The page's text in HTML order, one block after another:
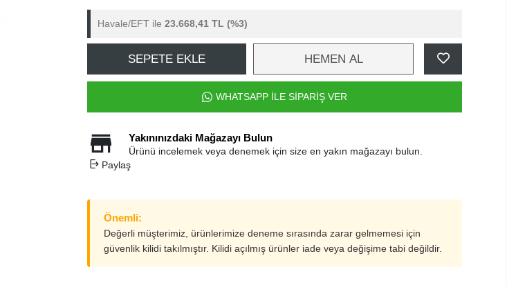
Havale/EFT ile 23.668,41 TL (%3)
SEPETE EKLE HEMEN AL
WHATSAPP İLE SİPARİŞ VER
Yakınınızdaki Mağazayı Bulun
Ürünü incelemek veya denemek için size en yakın mağazayı bulun.
Paylaş
Önemli:
Değerli müşterimiz, ürünlerimize deneme sırasında zarar gelmemesi için
güvenlik kilidi takılmıştır. Kilidi açılmış ürünler iade veya değişime tabi değildir.